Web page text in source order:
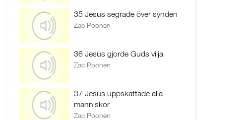
35 Jesus segrade över synden
Zac Poonen
36 Jesus gjorde Guds vilja
Zac Poonen
37 Jesus uppskattade alla
människor
Zac Poonen